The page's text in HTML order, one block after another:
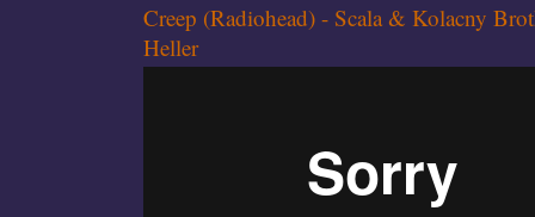
Creep (Radiohead) - Scala & Kolacny
Heller